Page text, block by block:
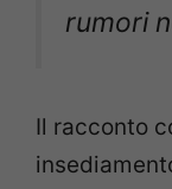
rumori
Il racconto